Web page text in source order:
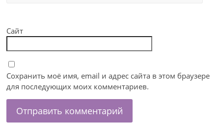
Сайт
Сохранить моё имя, email и адрес сайта в этом браузере
для последующих моих комментариев.